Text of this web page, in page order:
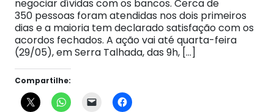
negociar dívidas com os bancos. Cerca de
350 pessoas foram atendidas nos dois primeiros
dias e a maioria tem declarado satisfação com os
acordos fechados. A ação vai até quarta-feira
(29/05), em Serra Talhada, das 9h, […]
Compartilhe: